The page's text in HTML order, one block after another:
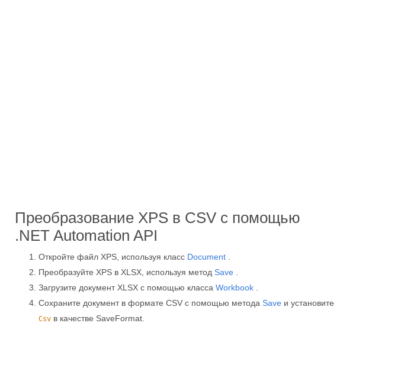
Преобразование XPS в CSV с помощью
.NET Automation API
Откройте файл XPS, используя класс Document
Преобразуйте XPS в XLSX, используя метод Save
Загрузите документ XLSX с помощью класса Workbook
Сохраните документ в формате CSV с помощью метода Save и установите
Csv в качестве SaveFormat.